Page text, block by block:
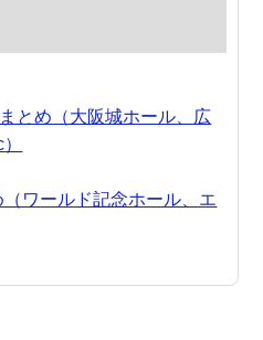
とめ（大阪城ホール、広
ワールド記念ホール、エ